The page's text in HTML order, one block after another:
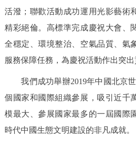
活潑；聯歡活動成功運用光影藝術
精彩絕倫。高標準完成慶祝大會、
全穩定、環境整治、空氣品質、氣
服務保障任務，為慶祝活動作出突出
我們成功舉辦2019年中國北京世
個國家和國際組織參展，吸引近千
模最大、參展國家最多的一屆國際
時代中國生態文明建設的非凡成就。